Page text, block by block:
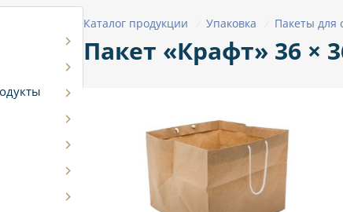
Каталог продукции Упаковка Пакеты для
Пакет «Крафт» 36 ×